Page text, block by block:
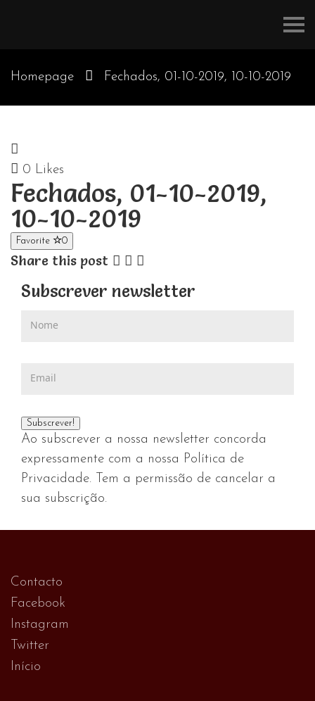
Homepage Fechados, 01-10-2019, 10-10-2019
0 Likes
Fechados, 01-10-2019,
10-10-2019
Favorite 0
Share this post
Subscrever newsletter
Ao subscrever a nossa newsletter concorda
expressamente com a nossa Política de
Privacidade. Tem a permissão de cancelar a
sua subscrição.
Contacto
Facebook
Instagram
Twitter
Início